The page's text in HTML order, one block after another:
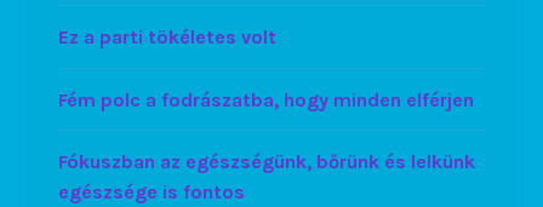
Ez a parti tökéletes volt
Fém polc a fodrászatba, hogy minden elférjen
Fókuszban az egészségünk, bőrünk és lelkünk
egészsége is fontos